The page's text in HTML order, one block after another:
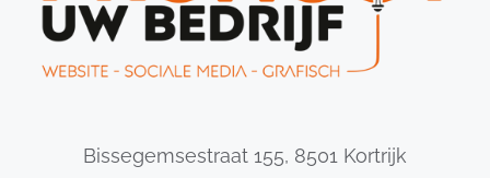
Bissegemsestraat 155, 8501 Kortrijk